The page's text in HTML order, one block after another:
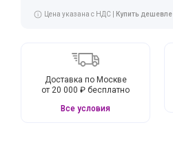
Цена указана с НДС | Купить дешевле
Доставка по Москве
от 20 000 ₽ бесплатно
Все условия